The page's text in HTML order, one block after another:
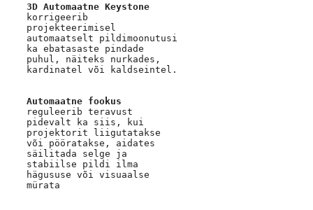
3D Automaatne Keystone
korrigeerib
projekteerimisel
automaatselt pildimoonutusi
ka ebatasaste pindade
puhul, näiteks nurkades,
kardinatel või kaldseintel.
Automaatne fookus
reguleerib teravust
pidevalt ka siis, kui
projektorit liigutatakse
või pööratakse, aidates
säilitada selge ja
stabiilse pildi ilma
hägususe või visuaalse
mürata